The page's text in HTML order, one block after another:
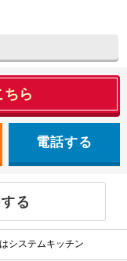
ちら
電話する
システムキッチン